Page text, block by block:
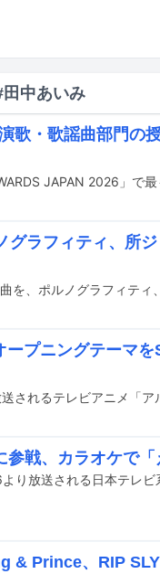
田中あいみ
歌・歌謡曲部門
グラフィティ、所
プニングテーマ
参戦、カラオケで
& Prince、RIP